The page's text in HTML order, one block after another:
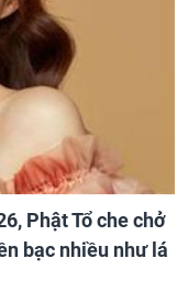
Phật Tổ che chở
bạc nhiều như lá